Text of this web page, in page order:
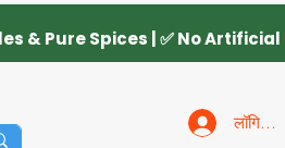
लॉगिन करें